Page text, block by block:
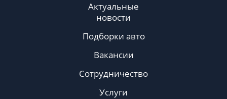
Актуальные
новости
Подборки авто
Вакансии
Сотрудничество
Услуги